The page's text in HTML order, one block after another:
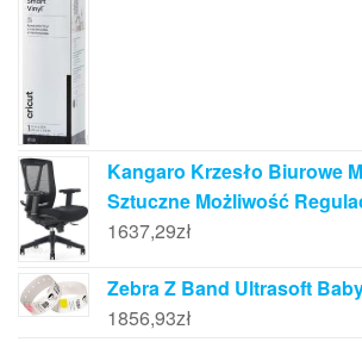
Kangaro Krzesło Biurowe
Sztuczne Możliwość
1637,29zł
Zebra Z Band Ultrasoft
1856,93zł